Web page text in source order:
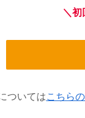
＼初
ついてはこちら